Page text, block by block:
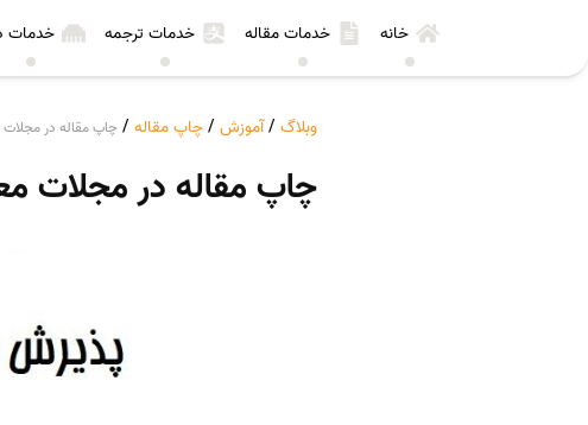
خانه خدمات مقاله خدمات ترجمه خدمات
وبلاگ /آموزش /چاپ مقاله / چاپ مقاله در مجلات
چاپ مقاله در مجلات